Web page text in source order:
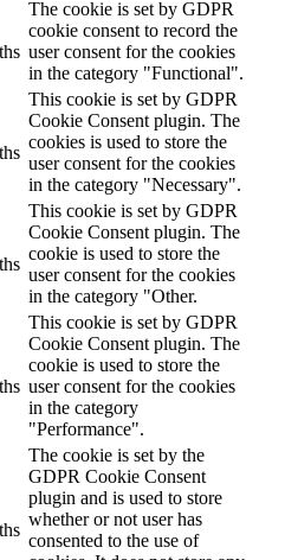
The cookie is set by GDPR
cookie consent to record the
user consent for the cookies
in the category "Functional".
This cookie is set by GDPR
Cookie Consent plugin. The
cookies is used to store the
user consent for the cookies
in the category "Necessary".
This cookie is set by GDPR
Cookie Consent plugin. The
cookie is used to store the
user consent for the cookies
in the category "Other.
This cookie is set by GDPR
Cookie Consent plugin. The
cookie is used to store the
user consent for the cookies
in the category
"Performance".
The cookie is set by the
GDPR Cookie Consent
plugin and is used to store
whether or not user has
consented to the use of